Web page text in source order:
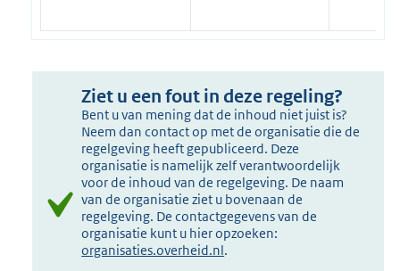
Ziet u een fout in deze regeling?
Bent u van mening dat de inhoud niet juist is?
Neem dan contact op met de organisatie die de
regelgeving heeft gepubliceerd. Deze
organisatie is namelijk zelf verantwoordelijk
voor de inhoud van de regelgeving. De naam
van de organisatie ziet u bovenaan de
regelgeving. De contactgegevens van de
organisatie kunt u hier opzoeken:
organisaties.overheid.nl.